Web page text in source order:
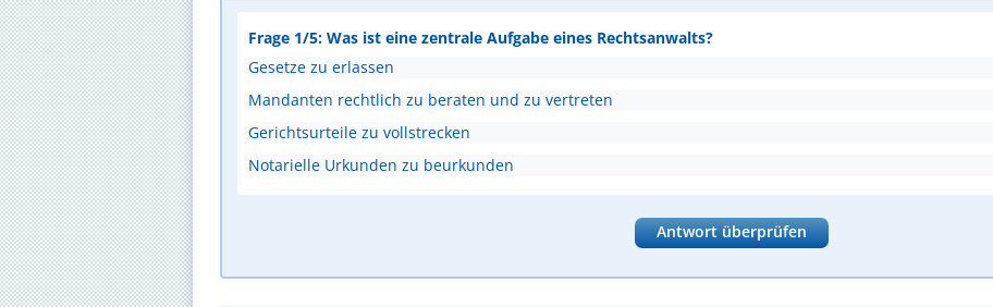
Frage 1/5: Was ist eine zentrale Aufgabe eines Rechtsanwalts?
Gesetze zu erlassen
Mandanten rechtlich zu beraten und zu vertreten
Gerichtsurteile zu vollstrecken
Notarielle Urkunden zu beurkunden
Antwort überprüfen